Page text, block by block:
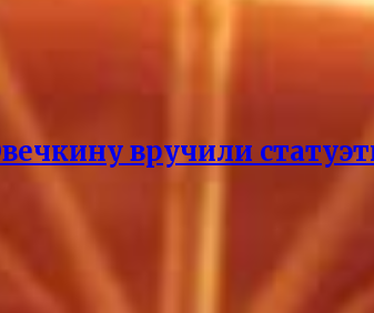
вручили